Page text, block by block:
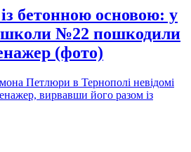
бетонною основою: у
школи №22 пошкодили
(фото)
Петлюри в Тернополі невідомі
вирвавши його разом із